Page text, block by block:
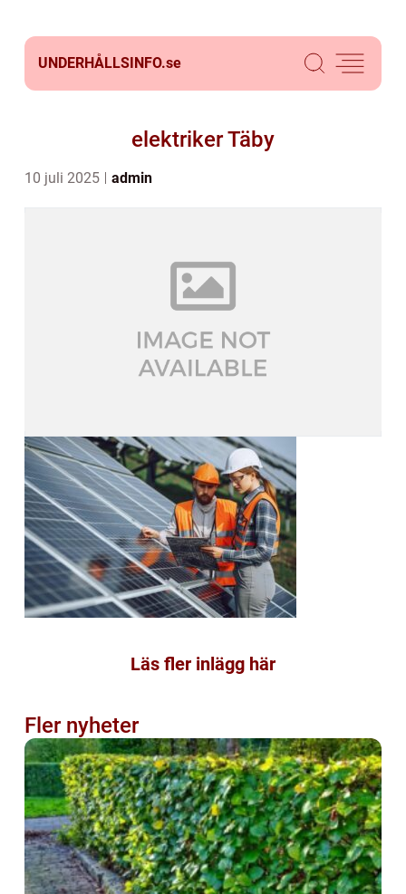
UNDERHÅLLSINFO.se
elektriker Täby
10 juli 2025 admin
Läs fler inlägg här
Fler nyheter